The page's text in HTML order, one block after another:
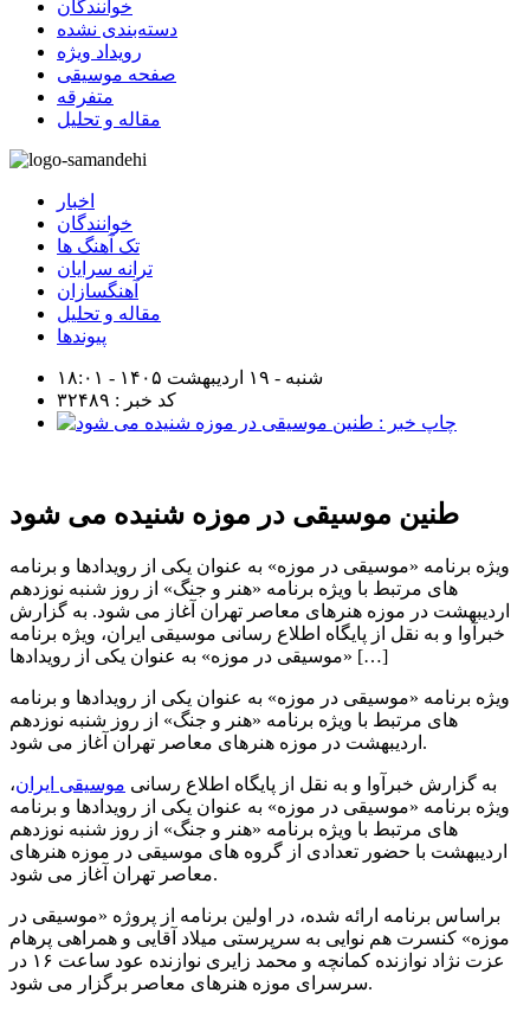
خوانندگان
دسته‌بندی نشده
رویداد ویژه
صفحه موسیقی
متفرقه
مقاله و تحلیل
اخبار
خوانندگان
تک آهنگ ها
ترانه سرایان
آهنگسازان
مقاله و تحلیل
پیوندها
شنبه - ۱۹ اردیبهشت ۱۴۰۵ - ۱۸:۰۱
کد خبر : ۳۲۴۸۹
طنین موسیقی در موزه شنیده می شود
ویژه برنامه «موسیقی در موزه» به عنوان یکی از رویدادها و برنامه
های مرتبط با ویژه برنامه «هنر و جنگ» از روز شنبه نوزدهم
اردیبهشت در موزه هنرهای معاصر تهران آغاز می شود. به گزارش
خبرآوا و به نقل از پایگاه اطلاع رسانی موسیقی ایران، ویژه برنامه
«موسیقی در موزه» به عنوان یکی از رویدادها […]
ویژه برنامه «موسیقی در موزه» به عنوان یکی از رویدادها و برنامه
های مرتبط با ویژه برنامه «هنر و جنگ» از روز شنبه نوزدهم
اردیبهشت در موزه هنرهای معاصر تهران آغاز می شود.
به گزارش خبرآوا و به نقل از پایگاه اطلاع رسانی موسیقی ایران،
ویژه برنامه «موسیقی در موزه» به عنوان یکی از رویدادها و برنامه
های مرتبط با ویژه برنامه «هنر و جنگ» از روز شنبه نوزدهم
اردیبهشت با حضور تعدادی از گروه های موسیقی در موزه هنرهای
معاصر تهران آغاز می شود.
براساس برنامه ارائه شده، در اولین برنامه از پروژه «موسیقی در
موزه» کنسرت هم نوایی به سرپرستی میلاد آقایی و همراهی پرهام
عزت نژاد نوازنده کمانچه و محمد زایری نوازنده عود ساعت ۱۶ در
سرسرای موزه هنرهای معاصر برگزار می شود.